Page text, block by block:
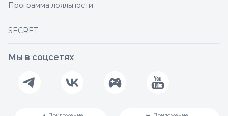
Программа лояльности
SECRET
Мы в соцсетях